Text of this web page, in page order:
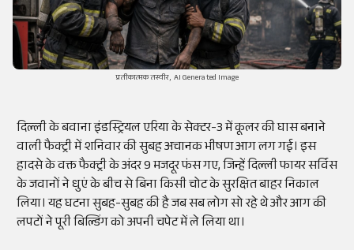
प्रतीकात्मक तस्वीर, AI Generated Image
दिल्ली के बवाना इंडस्ट्रियल एरिया के सेक्टर-3 में कूलर की घास बनाने
वाली फैक्ट्री में शनिवार की सुबह अचानक भीषण आग लग गई। इस
हादसे के वक्त फैक्ट्री के अंदर 9 मजदूर फंस गए, जिन्हें दिल्ली फायर सर्विस
के जवानों ने धुएं के बीच से बिना किसी चोट के सुरक्षित बाहर निकाल
लिया। यह घटना सुबह-सुबह की है जब सब लोग सो रहे थे और आग की
लपटों ने पूरी बिल्डिंग को अपनी चपेट में ले लिया था।